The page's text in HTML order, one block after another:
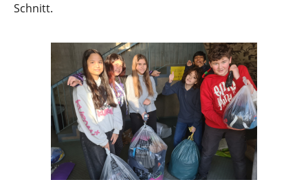
Schnitt.